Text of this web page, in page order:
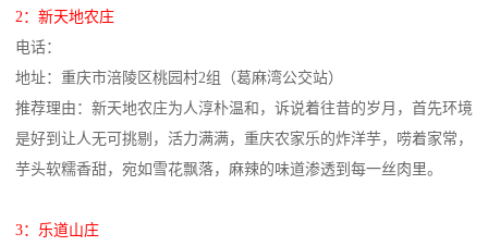
2：新天地农庄
电话：
地址：重庆市涪陵区桃园村2组（葛麻湾公交站）
推荐理由：新天地农庄为人淳朴温和，诉说着往昔的岁月，首先环境
是好到让人无可挑剔，活力满满，重庆农家乐的炸洋芋，唠着家常，
芋头软糯香甜，宛如雪花飘落，麻辣的味道渗透到每一丝肉里。
3：乐道山庄